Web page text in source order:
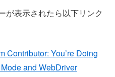
が表示されたら以下リンク
Contributor: You’re Doing
and WebDriver